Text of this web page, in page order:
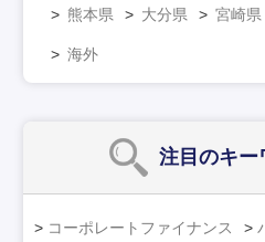
熊本県 大分県 宮崎県
海外
注目のキー
コーポレートファイナンス